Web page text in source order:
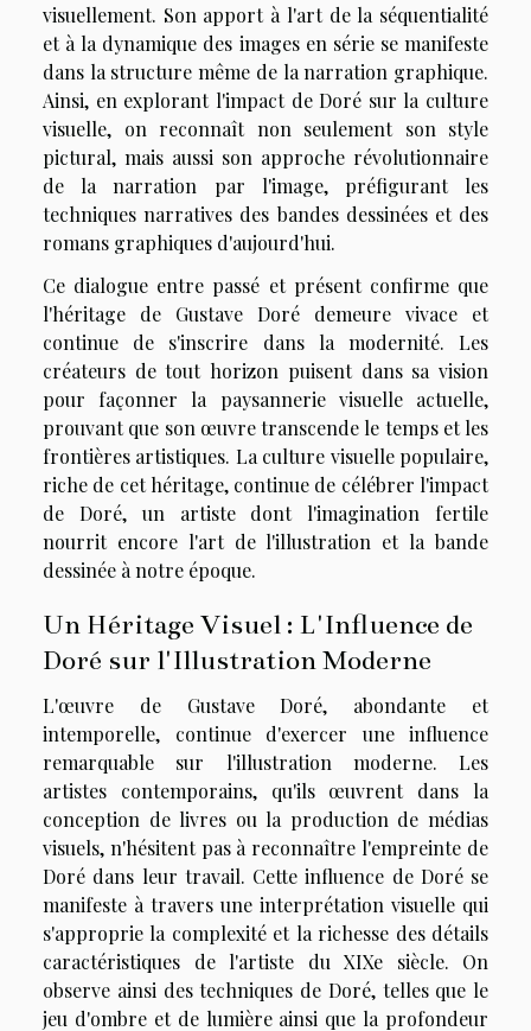
visuellement. Son apport à l'art de la séquentialité
et à la dynamique des images en série se manifeste
dans la structure même de la narration graphique.
Ainsi, en explorant l'impact de Doré sur la culture
visuelle, on reconnaît non seulement son style
pictural, mais aussi son approche révolutionnaire
de la narration par l'image, préfigurant les
techniques narratives des bandes dessinées et des
romans graphiques d'aujourd'hui.
Ce dialogue entre passé et présent confirme que
l'héritage de Gustave Doré demeure vivace et
continue de s'inscrire dans la modernité. Les
créateurs de tout horizon puisent dans sa vision
pour façonner la paysannerie visuelle actuelle,
prouvant que son œuvre transcende le temps et les
frontières artistiques. La culture visuelle populaire,
riche de cet héritage, continue de célébrer l'impact
de Doré, un artiste dont l'imagination fertile
nourrit encore l'art de l'illustration et la bande
dessinée à notre époque.
Un Héritage Visuel : L'Influence de
Doré sur l'Illustration Moderne
L'œuvre de Gustave Doré, abondante et
intemporelle, continue d'exercer une influence
remarquable sur l'illustration moderne. Les
artistes contemporains, qu'ils œuvrent dans la
conception de livres ou la production de médias
visuels, n'hésitent pas à reconnaître l'empreinte de
Doré dans leur travail. Cette influence de Doré se
manifeste à travers une interprétation visuelle qui
s'approprie la complexité et la richesse des détails
caractéristiques de l'artiste du XIXe siècle. On
observe ainsi des techniques de Doré, telles que le
jeu d'ombre et de lumière ainsi que la profondeur